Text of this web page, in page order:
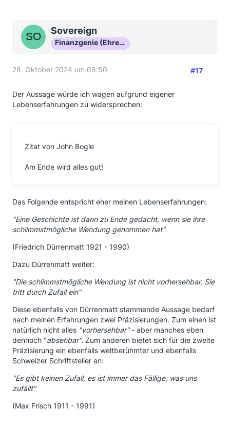
Sovereign
Finanzgenie (Ehrenmitglied)
28. Oktober 2024 um 08:50 #17
Der Aussage würde ich wagen aufgrund eigener
Lebenserfahrungen zu widersprechen:
Zitat von John Bogle
Am Ende wird alles gut!
Das Folgende entspricht eher meinen Lebenserfahrungen:
"Eine Geschichte ist dann zu Ende gedacht, wenn sie ihre
schlimmstmögliche Wendung genommen hat"
(Friedrich Dürrenmatt 1921 - 1990)
Dazu Dürrenmatt weiter:
"Die schlimmstmögliche Wendung ist nicht vorhersehbar. Sie
tritt durch Zufall ein"
Diese ebenfalls von Dürrenmatt stammende Aussage bedarf
nach meinen Erfahrungen zwei Präzisierungen. Zum einen ist
natürlich nicht alles "vorhersehbar"- aber manches eben
dennoch "absehbar". Zum anderen bietet sich für die zweite
Präzisierung ein ebenfalls weltberühmter und ebenfalls
Schweizer Schriftsteller an:
"Es gibt keinen Zufall, es ist immer das Fällige, was uns
zufällt"
(Max Frisch 1911 - 1991)